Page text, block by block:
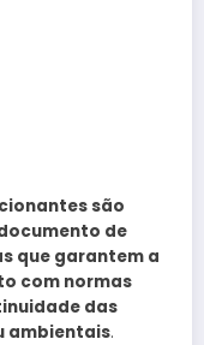
são
de
que garantem a
com normas
das
ambientais.